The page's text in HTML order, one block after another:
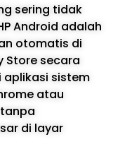
sering tidak
Android adalah
otomatis di
Store secara
aplikasi sistem
atau
di layar